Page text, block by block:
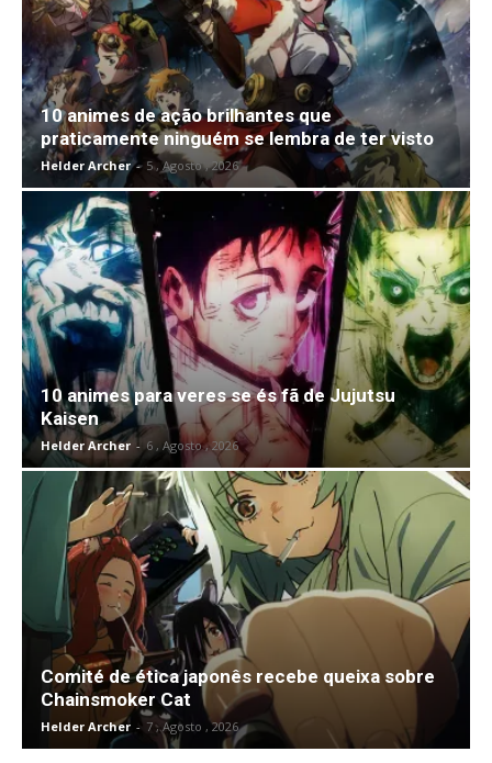
10 animes de ação brilhantes que
praticamente ninguém se lembra de ter visto
Helder Archer - 5 , Agosto , 2026
10 animes para veres se és fã de Jujutsu
Kaisen
Helder Archer - 6 , Agosto , 2026
Comité de ética japonês recebe queixa sobre
Chainsmoker Cat
Helder Archer - 7 , Agosto , 2026